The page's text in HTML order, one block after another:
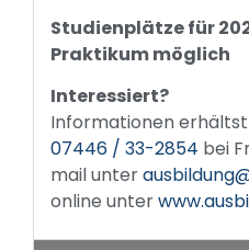
Studienplätze für
Praktikum möglich
Interessiert?
Informationen
07446 / 33-2854 bei
mail unter
online unter